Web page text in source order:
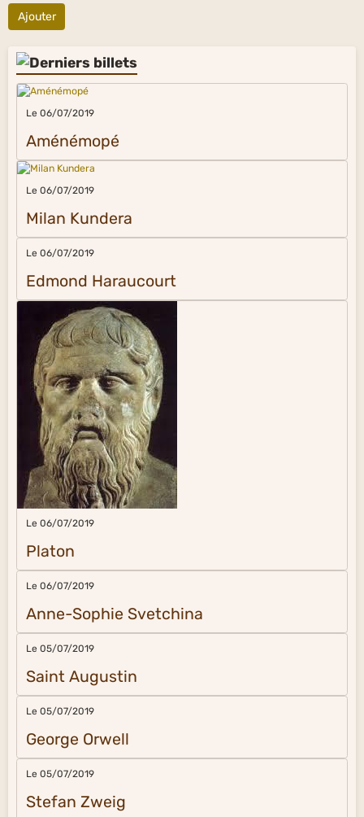
Ajouter
Le 06/07/2019
Aménémopé
Le 06/07/2019
Milan Kundera
Le 06/07/2019
Edmond Haraucourt
Le 06/07/2019
Platon
Le 06/07/2019
Anne-Sophie Svetchina
Le 05/07/2019
Saint Augustin
Le 05/07/2019
George Orwell
Le 05/07/2019
Stefan Zweig